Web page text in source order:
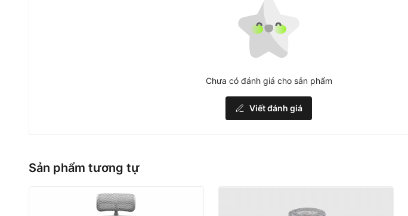
Chưa có đánh giá cho sản phẩm
Viết đánh giá
Sản phẩm tương tự